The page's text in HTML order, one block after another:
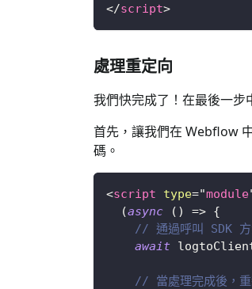
</script>
處理重定向
我們快完成了！在最後一步
首先，讓我們在 Webflow
碼。
<script type="module
(async ( ) => {
// 通過呼叫 SDK 方
await
// 當處理完成後，重